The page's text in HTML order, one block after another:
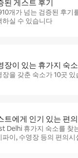
된 게스트 후기
개가 넘는 검증된 후기
하실 수 있습니다
장이 있는 휴가지 숙소
장을 갖춘 숙소가 10곳 있
트에게 인기 있는 편
Delhi 휴가지 숙소를 찾
파이, 수영장 등의 편의